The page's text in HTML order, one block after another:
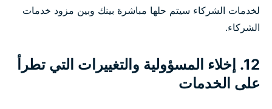
لخدمات الشركاء سيتم حلها مباشرة بينك وبين مزود خدمات
الشركاء.
12. إخلاء المسؤولية والتغييرات التي تطرأ
على الخدمات